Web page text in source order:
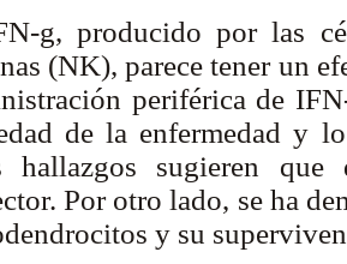
g, producido por las
(NK), parece tener un
periférica de
de la enfermedad y
hallazgos sugieren
Por otro lado, se ha
y su